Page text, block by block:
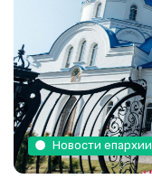
Новости епархии